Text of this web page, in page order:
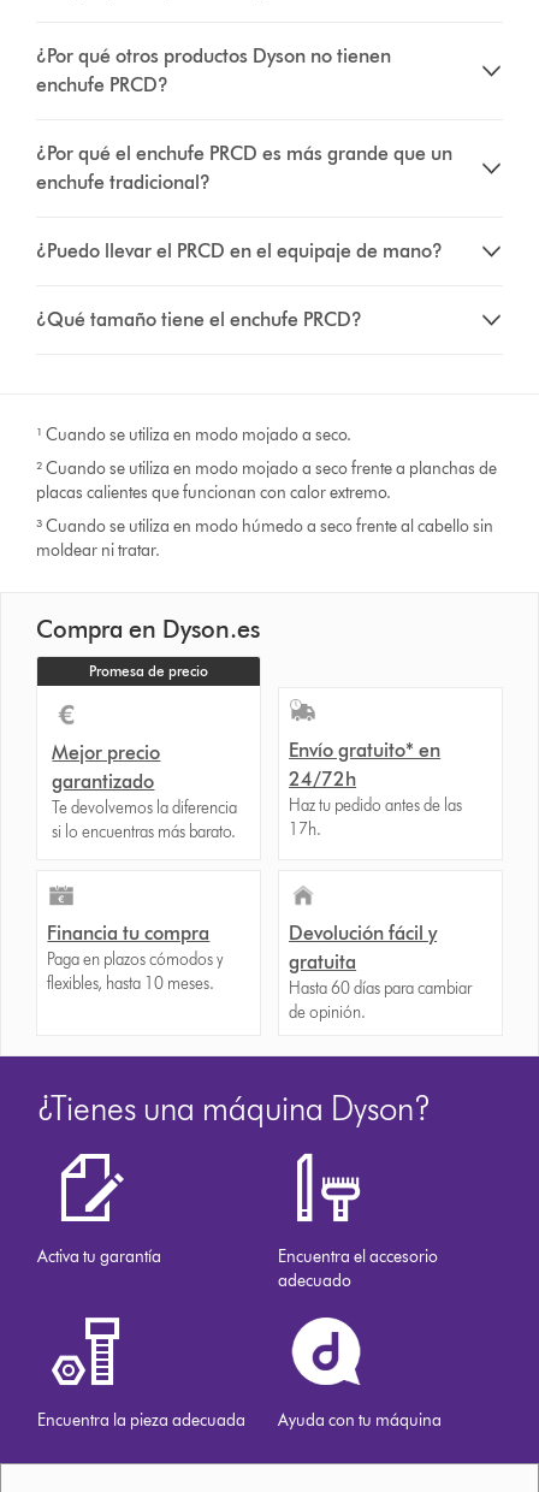
¿Por qué otros productos Dyson no tienen
enchufe PRCD?
¿Por qué el enchufe PRCD es más grande que un
enchufe tradicional?
¿Puedo llevar el PRCD en el equipaje de mano?
¿Qué tamaño tiene el enchufe PRCD?
¹ Cuando se utiliza en modo mojado a seco.
² Cuando se utiliza en modo mojado a seco frente a planchas de
placas calientes que funcionan con calor extremo.
³ Cuando se utiliza en modo húmedo a seco frente al cabello sin
moldear ni tratar.
Compra en Dyson.es
Promesa de precio
Mejor precio
garantizado
Te devolvemos la diferencia
si lo encuentras más barato.
Envío gratuito* en
24/72h
Haz tu pedido antes de las
17h.
Financia tu compra
Paga en plazos cómodos y
flexibles, hasta 10 meses.
Devolución fácil y
gratuita
Hasta 60 días para cambiar
de opinión.
¿Tienes una máquina Dyson?
Activa tu garantía
Encuentra el accesorio
adecuado
Encuentra la pieza adecuada Ayuda con tu máquina